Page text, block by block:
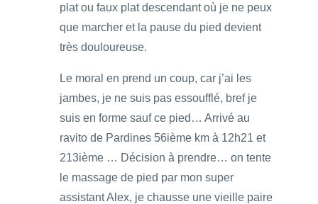
plat ou faux plat descendant où je ne peux
que marcher et la pause du pied devient
très douloureuse.
Le moral en prend un coup, car j’ai les
jambes, je ne suis pas essoufflé, bref je
suis en forme sauf ce pied… Arrivé au
ravito de Pardines 56ième km à 12h21 et
213ième … Décision à prendre… on tente
le massage de pied par mon super
assistant Alex, je chausse une vieille paire